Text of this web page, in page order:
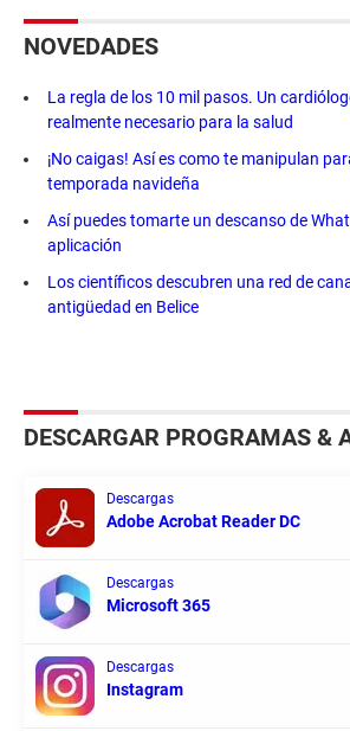
NOVEDADES
La regla de los 10 mil pasos. Un
realmente necesario para la salud
¡No caigas! Así es como te manipulan
temporada navideña
Así puedes tomarte un descanso de
aplicación
Los científicos descubren una red de
antigüedad en Belice
DESCARGAR PROGRAMAS &
Descargas
Adobe Acrobat Reader DC
Descargas
Microsoft 365
Descargas
Instagram